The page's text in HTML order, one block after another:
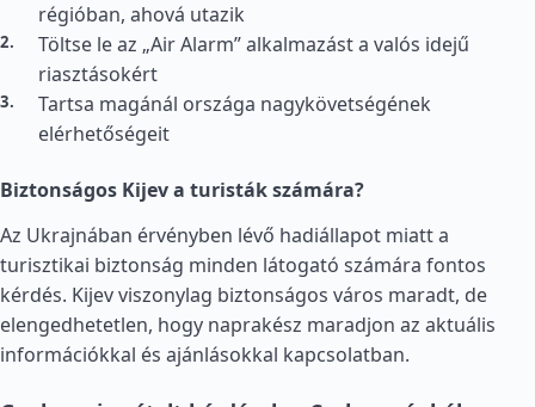
régióban, ahová utazik
Töltse le az „Air Alarm” alkalmazást a valós idejű
riasztásokért
Tartsa magánál országa nagykövetségének
elérhetőségeit
Biztonságos Kijev a turisták számára?
Az Ukrajnában érvényben lévő hadiállapot miatt a
turisztikai biztonság minden látogató számára fontos
kérdés. Kijev viszonylag biztonságos város maradt, de
elengedhetetlen, hogy naprakész maradjon az aktuális
információkkal és ajánlásokkal kapcsolatban.